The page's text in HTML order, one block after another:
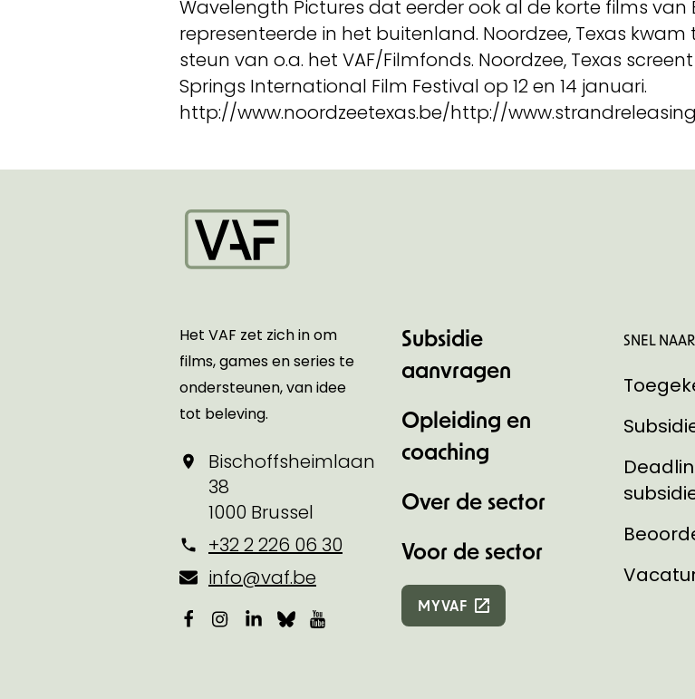
Wavelength Pictures dat eerder ook al de korte films van
representeerde in het buitenland. Noordzee, Texas
steun van o.a. het VAF/Filmfonds. Noordzee, Texas
Springs International Film Festival op 12 en 14 januari.
http://www.noordzeetexas.be/http://
Het VAF zet zich in om
films, games en series te
ondersteunen, van idee
tot beleving.
Bischoffsheimlaan
38
1000 Brussel
+32 2 226 06 30
info@vaf.be
Facebook
Instagram
LinkedIn
BlueskyYouTube
Subsidie
aanvragen
Opleiding en
coaching
Over de sector
Voor de sector
MYVAF
SNEL